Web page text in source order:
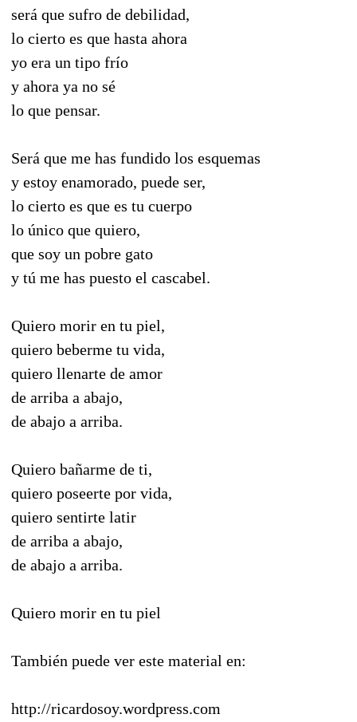
será que sufro de debilidad,
lo cierto es que hasta ahora
yo era un tipo frío
y ahora ya no sé
lo que pensar.
Será que me has fundido los esquemas
y estoy enamorado, puede ser,
lo cierto es que es tu cuerpo
lo único que quiero,
que soy un pobre gato
y tú me has puesto el cascabel.
Quiero morir en tu piel,
quiero beberme tu vida,
quiero llenarte de amor
de arriba a abajo,
de abajo a arriba.
Quiero bañarme de ti,
quiero poseerte por vida,
quiero sentirte latir
de arriba a abajo,
de abajo a arriba.
Quiero morir en tu piel
También puede ver este material en:
http://ricardosoy.wordpress.com